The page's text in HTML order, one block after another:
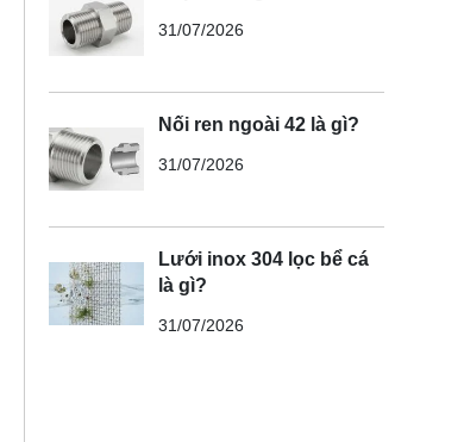
31/07/2026
Nối ren ngoài 42 là gì?
31/07/2026
Lưới inox 304 lọc bể cá
là gì?
31/07/2026